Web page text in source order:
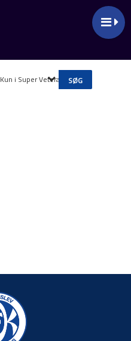
Kun i Super Veteran (M55+)